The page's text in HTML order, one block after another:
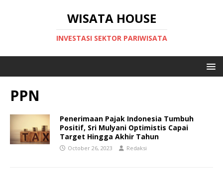
WISATA HOUSE
INVESTASI SEKTOR PARIWISATA
PPN
Penerimaan Pajak Indonesia Tumbuh
Positif, Sri Mulyani Optimistis Capai
Target Hingga Akhir Tahun
October 26, 2023 Redaksi